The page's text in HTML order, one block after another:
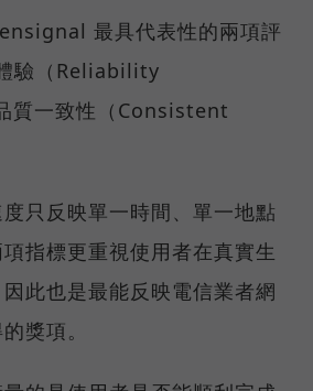
最具代表性的兩項評
驗（Reliability
質一致性（Consistent
只反映單一時間、單一地點
指標更重視使用者在真實生
此也是最能反映電信業者網
獎項。